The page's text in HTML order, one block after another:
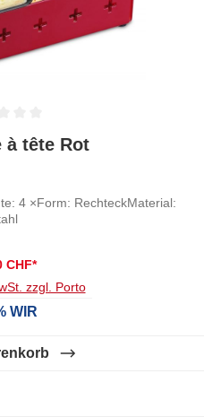
von 0 von 5 Sternen
à tête Rot
4 ×Form: RechteckMaterial:
CHF*
zzgl. Porto
WIR